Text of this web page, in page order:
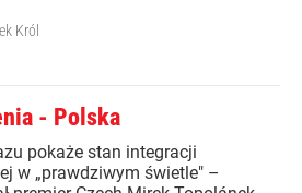
Król
- Polska
pokaże stan integracji
w „prawdziwym świetle" –